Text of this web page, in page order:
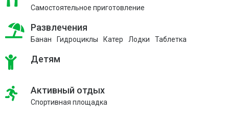
Самостоятельное приготовление
Развлечения
Банан Гидроциклы Катер Лодки Таблетка
Детям
Активный отдых
Спортивная площадка